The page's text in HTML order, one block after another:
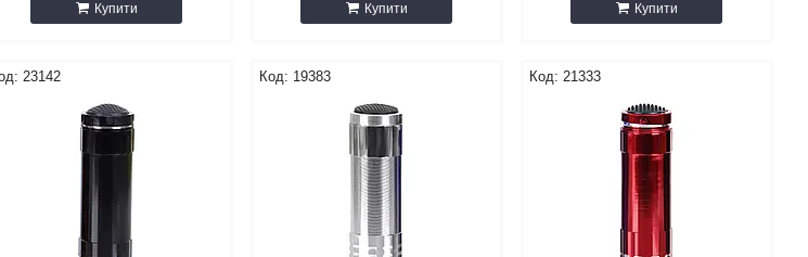
Купити Купити Купити
23142 19383 21333